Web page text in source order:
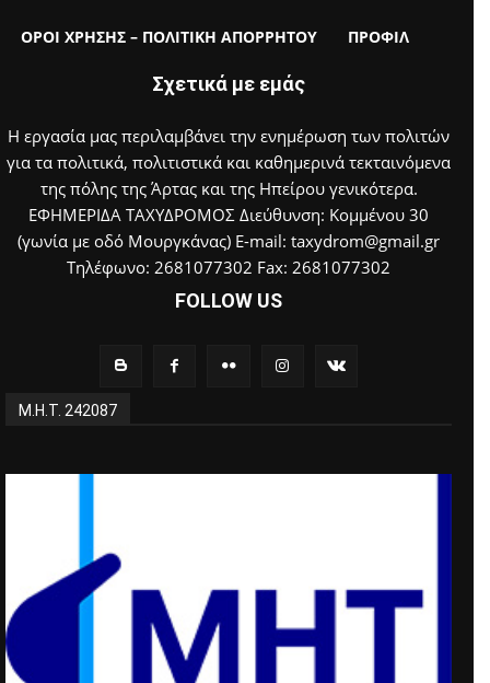
ΟΡΟΙ ΧΡΗΣΗΣ – ΠΟΛΙΤΙΚΗ ΑΠΟΡΡΗΤΟΥ ΠΡΟΦΙΛ
Σχετικά με εμάς
Η εργασία μας περιλαμβάνει την ενημέρωση των πολιτών
για τα πολιτικά, πολιτιστικά και καθημερινά τεκταινόμενα
της πόλης της Άρτας και της Ηπείρου γενικότερα.
ΕΦΗΜΕΡΙΔΑ ΤΑΧΥΔΡΟΜΟΣ Διεύθυνση: Κομμένου 30
(γωνία με οδό Μουργκάνας) E-mail: taxydrom@gmail.gr
Τηλέφωνο: 2681077302 Fax: 2681077302
FOLLOW US
Μ.Η.Τ. 242087